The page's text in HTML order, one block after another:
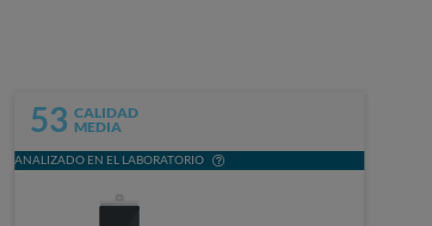
53 CALIDAD
MEDIA
ANALIZADO EN EL LABORATORIO